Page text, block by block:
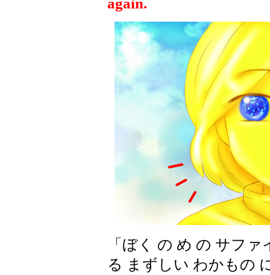
again.
「ぼく の め の サフ
る まずしい わかもの